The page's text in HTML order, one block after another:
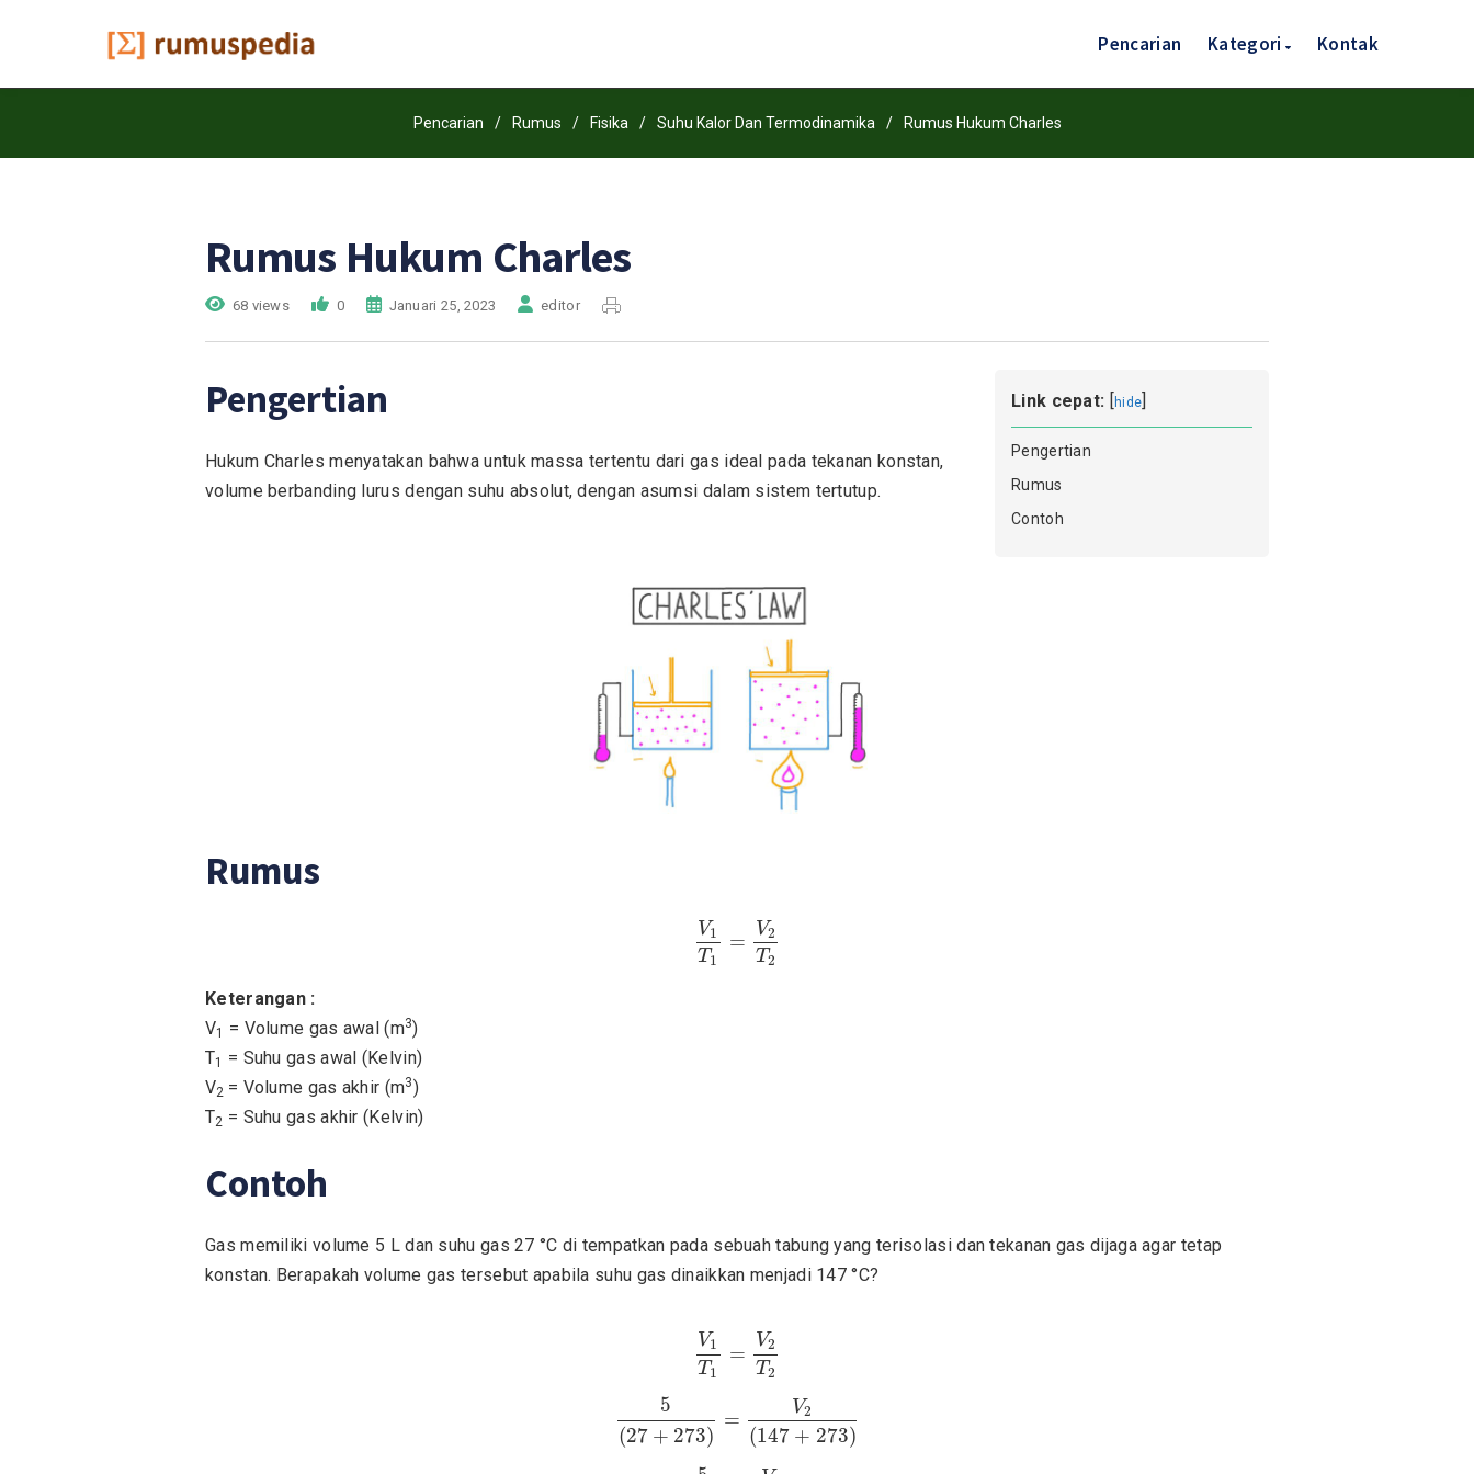
Pencarian Kategori Kontak
Pencarian / Rumus / Fisika / Suhu Kalor Dan Termodinamika / Rumus Hukum Charles
Rumus Hukum Charles
68 views 0 Januari 25, 2023 editor
Link cepat: [hide]
Pengertian
Rumus
Contoh
Pengertian
Hukum Charles menyatakan bahwa untuk massa tertentu dari gas ideal pada tekanan konstan,
volume berbanding lurus dengan suhu absolut, dengan asumsi dalam sistem tertutup.
Rumus
V1
T1
=
V2
T2
V1 V2
Keterangan :
V1 = Volume gas awal (m3)
T1
= Suhu gas awal (Kelvin)
V2 = Volume gas akhir (m3)
T2 = Suhu gas akhir (Kelvin)
Contoh
Gas memiliki volume 5 L dan suhu gas 27 °C di tempatkan pada sebuah tabung yang terisolasi dan tekanan gas dijaga agar tetap
konstan. Berapakah volume gas tersebut apabila suhu gas dinaikkan menjadi 147 °C?
V1
T1
=
V2
T2
V1 V2
5
(27 + 273)
=
V2
(147 + 273)
27+ 147+
300 2420